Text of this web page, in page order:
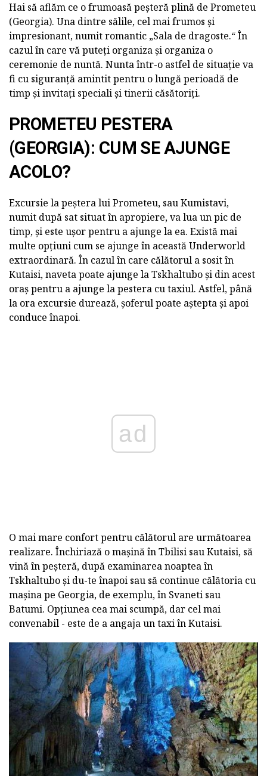
Hai să aflăm ce o frumoasă peșteră plină de Prometeu
(Georgia). Una dintre sălile, cel mai frumos și
impresionant, numit romantic „Sala de dragoste.“ În
cazul în care vă puteți organiza și organiza o
ceremonie de nuntă. Nunta într-o astfel de situație va
fi cu siguranță amintit pentru o lungă perioadă de
timp și invitați speciali și tinerii căsătoriți.
PROMETEU PESTERA
(GEORGIA): CUM SE AJUNGE
ACOLO?
Excursie la peștera lui Prometeu, sau Kumistavi,
numit după sat situat în apropiere, va lua un pic de
timp, și este ușor pentru a ajunge la ea. Există mai
multe opțiuni cum se ajunge în această Underworld
extraordinară. În cazul în care călătorul a sosit în
Kutaisi, naveta poate ajunge la Tskhaltubo și din acest
oraș pentru a ajunge la pestera cu taxiul. Astfel, până
la ora excursie durează, șoferul poate aștepta și apoi
conduce înapoi.
ad
O mai mare confort pentru călătorul are următoarea
realizare. Închiriază o mașină în Tbilisi sau Kutaisi, să
vină în peșteră, după examinarea noaptea în
Tskhaltubo și du-te înapoi sau să continue călătoria cu
mașina pe Georgia, de exemplu, în Svaneti sau
Batumi. Opțiunea cea mai scumpă, dar cel mai
convenabil - este de a angaja un taxi în Kutaisi.